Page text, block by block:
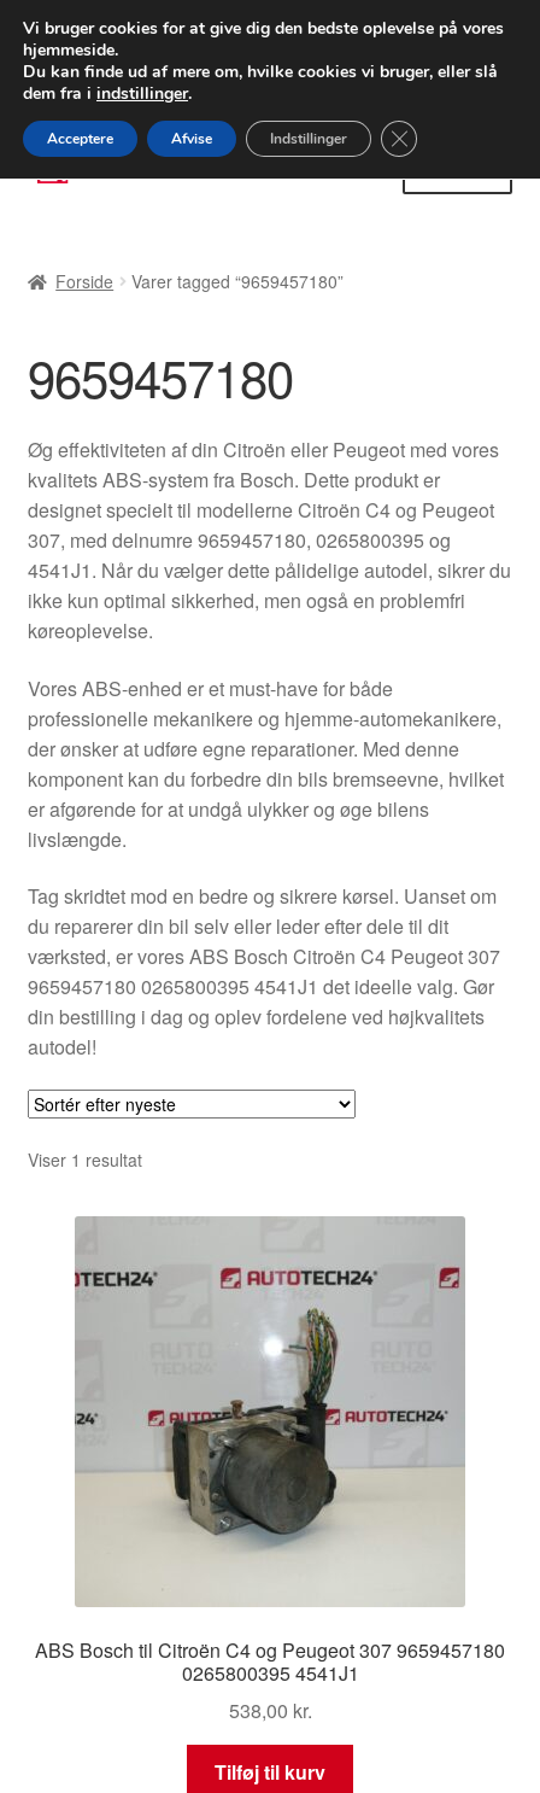
LEVERING fra 55 kr.
FEDEX verdensomspændende forsendelse
80 82 72 02
Spring
til
Spring
til
Betalinger
Kasse
Klageprocedure
Kontakte
Kurv
Levering
Min Konto
Om os
Vilkår og betingelser
Forside Varer tagged “9659457180”
9659457180
Øg effektiviteten af din Citroën eller Peugeot med vores
kvalitets ABS-system fra Bosch. Dette produkt er
designet specielt til modellerne Citroën C4 og Peugeot
307, med delnumre 9659457180, 0265800395 og
4541J1. Når du vælger dette pålidelige autodel, sikrer du
ikke kun optimal sikkerhed, men også en problemfri
køreoplevelse.
Vores ABS-enhed er et must-have for både
professionelle mekanikere og hjemme-automekanikere,
der ønsker at udføre egne reparationer. Med denne
komponent kan du forbedre din bils bremseevne, hvilket
er afgørende for at undgå ulykker og øge bilens
livslængde.
Tag skridtet mod en bedre og sikrere kørsel. Uanset om
du reparerer din bil selv eller leder efter dele til dit
værksted, er vores ABS Bosch Citroën C4 Peugeot 307
9659457180 0265800395 4541J1 det ideelle valg. Gør
din bestilling i dag og oplev fordelene ved højkvalitets
autodel!
Viser 1 resultat
ABS Bosch til Citroën C4 og Peugeot 307 9659457180
0265800395 4541J1
538,00 kr.
Tilføj til kurv
Vi bruger cookies for at give dig den bedste oplevelse på vores
hjemmeside.
Du kan finde ud af mere om, hvilke cookies vi bruger, eller slå
dem fra i indstillinger.
Acceptere Afvise Indstillinger Close GDPR